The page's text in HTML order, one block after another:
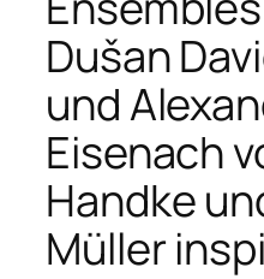
Dušan
und
Eisenach
Handke
Müller